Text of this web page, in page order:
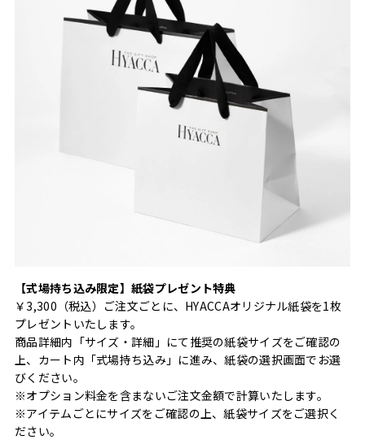
【式場持ち込み限定】紙袋プレゼント特典
￥3,300（税込）ご注文ごとに、HYACCAオリジナル紙袋を1枚
プレゼントいたします。
商品詳細内「サイズ・詳細」にて推奨の紙袋サイズをご確認の
上、カート内「式場持ち込み」に進み、紙袋の選択画面でお選
びください。
※オプション料金を含まないご注文金額で計算いたします。
※アイテムごとにサイズをご確認の上、紙袋サイズをご選択く
ださい。